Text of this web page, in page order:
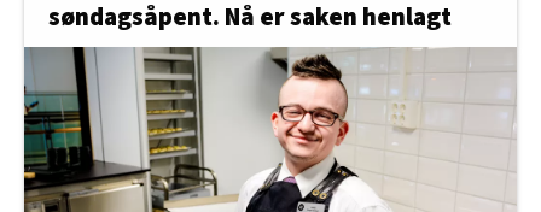
søndagsåpent. Nå er saken henlagt